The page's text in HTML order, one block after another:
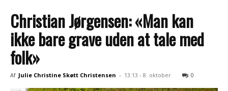
Christian Jørgensen: «Man kan
ikke bare grave uden at tale med
folk»
Af Julie Christine Skøtt Christensen - 13:13 - 8. oktober 0